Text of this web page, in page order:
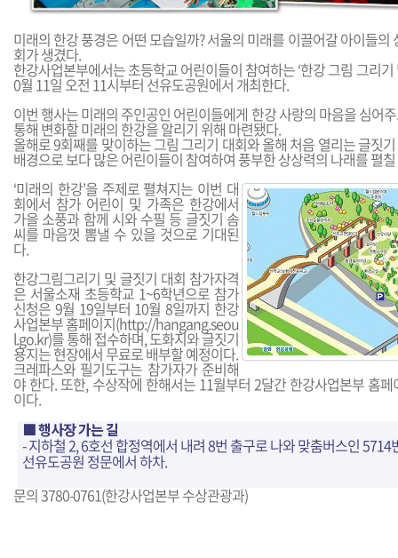
미래의 한강 풍경은 어떤 모습일까? 서울의 미래를 이끌어갈 아이들의
회가 생겼다.
한강사업본부에서는 초등학교 어린이들이 참여하는 ‘한강 그림 그리기
0월 11일 오전 11시부터 선유도공원에서 개최한다.
이번 행사는 미래의 주인공인 어린이들에게 한강 사랑의 마음을 심어
통해 변화할 미래의 한강을 알리기 위해 마련됐다.
올해로 9회째를 맞이하는 그림 그리기 대회와 올해 처음 열리는 글짓
배경으로 보다 많은 어린이들이 참여하여 풍부한 상상력의 나래를 펼
‘미래의 한강’을 주제로 펼쳐지는 이번 대
회에서 참가 어린이 및 가족은 한강에서
가을 소풍과 함께 시와 수필 등 글짓기 솜
씨를 마음껏 뽐낼 수 있을 것으로 기대된
다.
한강그림그리기 및 글짓기 대회 참가자격
은 서울소재 초등학교 1~6학년으로 참가
신청은 9월 19일부터 10월 8일까지 한강
사업본부 홈페이지(http://hangang.seou
l.go.kr)를 통해 접수하며, 도화지와 글짓기
용지는 현장에서 무료로 배부할 예정이다.
크레파스와 필기도구는 참가자가 준비해
야 한다. 또한, 수상작에 한해서는 11월부터 2달간 한강사업본부 홈
이다.
■ 행사장 가는 길
- 지하철 2, 6호선 합정역에서 내려 8번 출구로 나와 맞춤버스인 5714
선유도공원 정문에서 하차.
문의 3780-0761(한강사업본부 수상관광과)